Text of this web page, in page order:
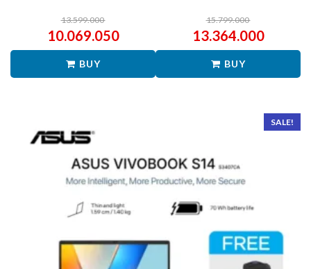
13.599.000
10.069.050
BUY
15.799.000
13.364.000
BUY
SALE!